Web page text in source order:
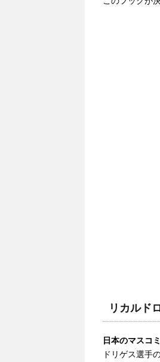
リカルド
日本のマスコ
ドリゲス選手